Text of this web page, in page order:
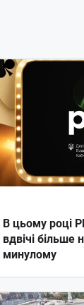
В цьому році
вдвічі більше
минулому